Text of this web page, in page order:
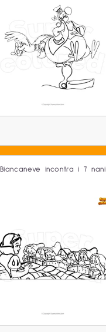
Biancaneve incontra i 7 nani